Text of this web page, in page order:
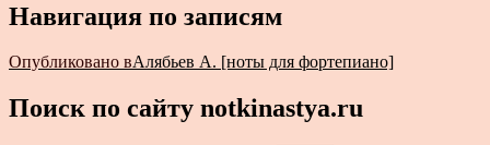
Навигация по записям
Опубликовано вАлябьев А. [ноты для фортепиано]
Поиск по сайту notkinastya.ru